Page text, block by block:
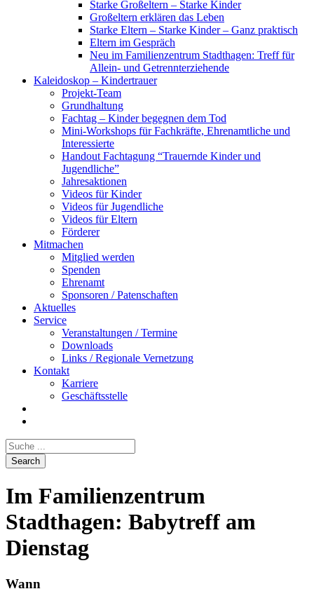
Starke Großeltern – Starke Kinder
Großeltern erklären das Leben
Starke Eltern – Starke Kinder – Ganz praktisch
Eltern im Gespräch
Neu im Familienzentrum Stadthagen: Treff für
Allein- und Getrennterziehende
Kaleidoskop – Kindertrauer
Projekt-Team
Grundhaltung
Fachtag – Kinder begegnen dem Tod
Mini-Workshops für Fachkräfte, Ehrenamtliche und
Interessierte
Handout Fachtagung “Trauernde Kinder und
Jugendliche”
Jahresaktionen
Videos für Kinder
Videos für Jugendliche
Videos für Eltern
Förderer
Mitmachen
Mitglied werden
Spenden
Ehrenamt
Sponsoren / Patenschaften
Aktuelles
Service
Veranstaltungen / Termine
Downloads
Links / Regionale Vernetzung
Kontakt
Karriere
Geschäftsstelle
Im Familienzentrum
Stadthagen: Babytreff am
Dienstag
Wann